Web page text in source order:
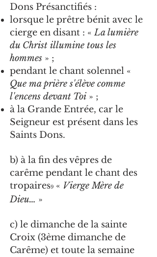
Dons Présanctifiés :
lorsque le prêtre bénit avec le
cierge en disant : «La lumière
du Christ illumine tous les
hommes » ;
pendant le chant solennel «
Que ma prière s'élève comme
l'encens devant Toi » ;
à la Grande Entrée, car le
Seigneur est présent dans les
Saints Dons.
b) à la fin des vêpres de
carême pendant le chant des
tropaires9 « Vierge Mère de
Dieu… »
c) le dimanche de la sainte
Croix (3ème dimanche de
Carême) et toute la semaine